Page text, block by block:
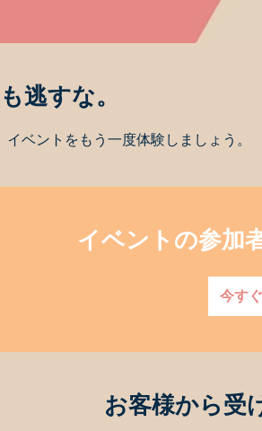
逃すな。
ベントをもう一度体験しましょう。
イベントの参加
今す
お客様から受